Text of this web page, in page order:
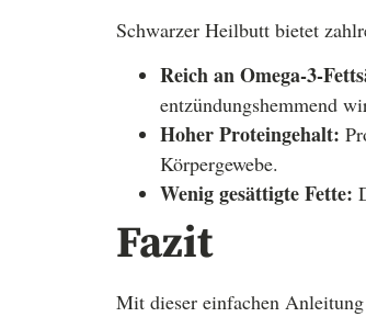
Schwarzer Heilbutt bietet
Reich an Omega-3-
entzündungshemmend
Hoher Proteingehalt:
Körpergewebe.
Wenig gesättigte Fette:
Fazit
Mit dieser einfachen